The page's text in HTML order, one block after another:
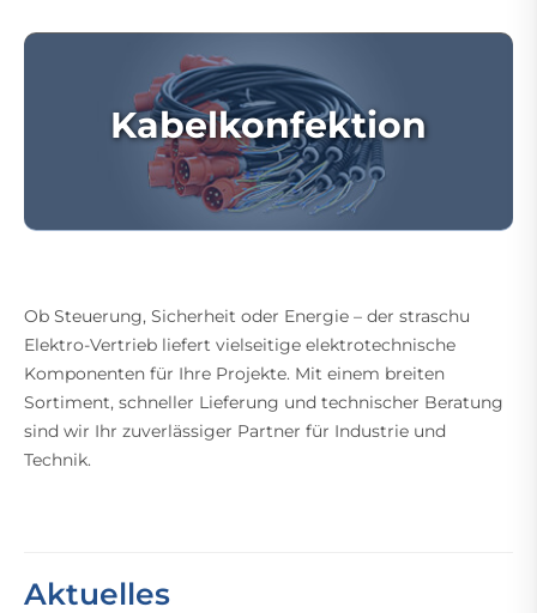
Kabelkonfektion
Ob Steuerung, Sicherheit oder Energie – der straschu
Elektro-Vertrieb liefert vielseitige elektrotechnische
Komponenten für Ihre Projekte. Mit einem breiten
Sortiment, schneller Lieferung und technischer Beratung
sind wir Ihr zuverlässiger Partner für Industrie und
Technik.
Aktuelles